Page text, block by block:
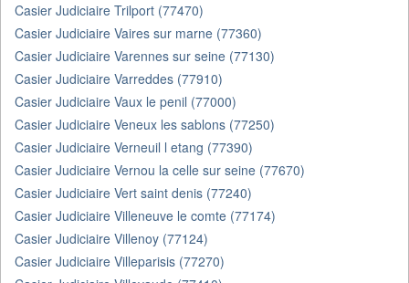
Casier Judiciaire Trilport (77470)
Casier Judiciaire Vaires sur marne (77360)
Casier Judiciaire Varennes sur seine (77130)
Casier Judiciaire Varreddes (77910)
Casier Judiciaire Vaux le penil (77000)
Casier Judiciaire Veneux les sablons (77250)
Casier Judiciaire Verneuil l etang (77390)
Casier Judiciaire Vernou la celle sur seine (77670)
Casier Judiciaire Vert saint denis (77240)
Casier Judiciaire Villeneuve le comte (77174)
Casier Judiciaire Villenoy (77124)
Casier Judiciaire Villeparisis (77270)